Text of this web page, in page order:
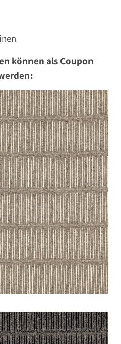
können als Coupon